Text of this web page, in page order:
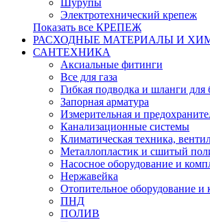
Шурупы
Электротехнический крепеж
Показать все КРЕПЕЖ
РАСХОДНЫЕ МАТЕРИАЛЫ И
САНТЕХНИКА
Аксиальные фитинги
Все для газа
Гибкая подводка и шланги для
Запорная арматура
Измерительная и
Канализационные системы
Климатическая техника,
Металлопластик и сшитый
Насосное оборудование и
Нержавейка
Отопительное оборудование
ПНД
ПОЛИВ